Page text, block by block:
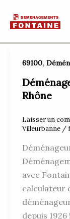
69100,
Rhône
Laisser un
Villeurbanne /
avec
calculateur
depuis